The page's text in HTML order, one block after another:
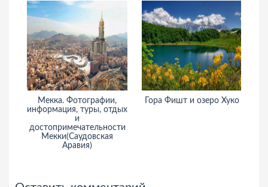
Мекка. Фотографии,
информация, туры, отдых
и
достопримечательности
Мекки(Саудовская
Аравия)
Гора Фишт и озеро Хуко